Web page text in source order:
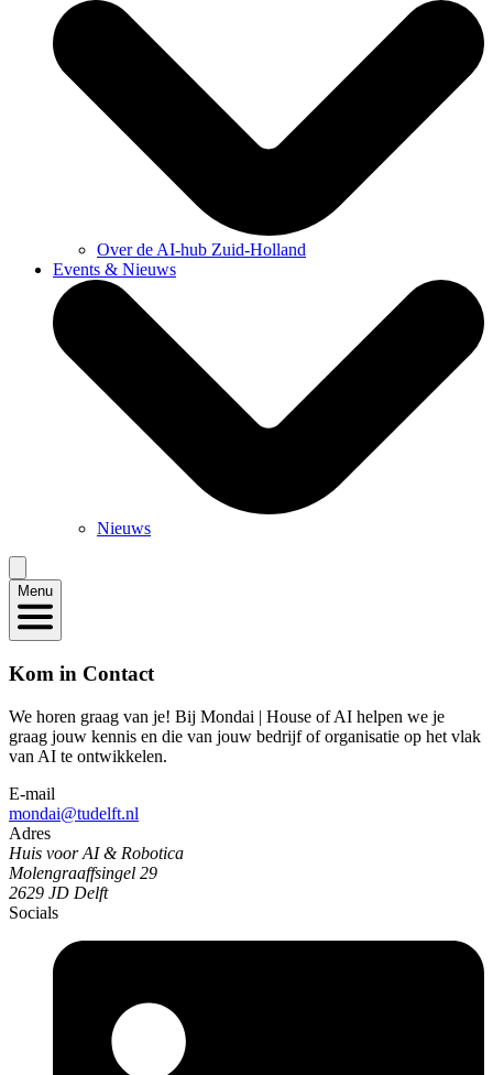
Over de AI-hub Zuid-Holland
Events & Nieuws
Nieuws
Menu
Kom in Contact
We horen graag van je! Bij Mondai | House of AI helpen we je
graag jouw kennis en die van jouw bedrijf of organisatie op het vlak
van AI te ontwikkelen.
E-mail
mondai@tudelft.nl
Adres
Huis voor AI & Robotica
Molengraaffsingel 29
2629 JD Delft
Socials